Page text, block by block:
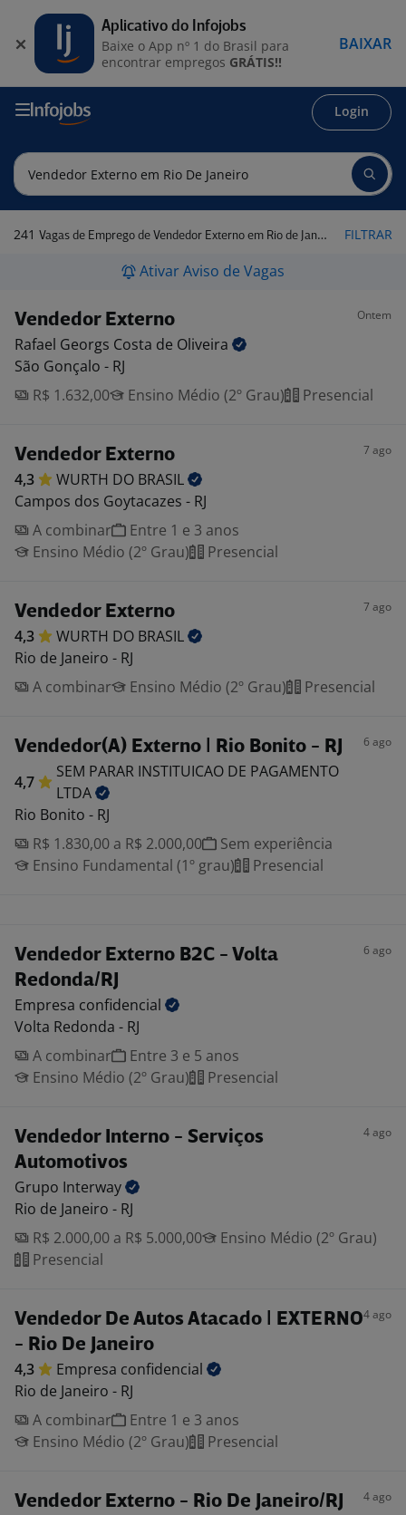
Login
241 Vagas de Emprego de Vendedor Externo em Rio de Janeiro FILTRAR
Ativar Aviso de Vagas
Vendedor Externo Ontem
Rafael Georgs Costa de Oliveira
São Gonçalo - RJ
R$ 1.632,00
Ensino Médio (2º Grau) Presencial
Vendedor Externo 7 ago
4,3 WURTH DO BRASIL
Campos dos Goytacazes - RJ
A combinar
Entre 1 e 3 anos
Ensino Médio (2º Grau)
Presencial
Vendedor Externo 7 ago
4,3 WURTH DO BRASIL
Rio de Janeiro - RJ
A combinar
Ensino Médio (2º Grau) Presencial
Vendedor(A) Externo | Rio Bonito - RJ 6 ago
4,7
SEM PARAR INSTITUICAO DE PAGAMENTO
LTDA
Rio Bonito - RJ
R$ 1.830,00 a R$ 2.000,00
Sem experiência
Ensino Fundamental (1º grau)
Presencial
Vendedor Externo B2C - Volta
Redonda/RJ
6 ago
Empresa confidencial
Volta Redonda - RJ
A combinar
Entre 3 e 5 anos
Ensino Médio (2º Grau)
Presencial
Vendedor Interno - Serviços
Automotivos
4 ago
Grupo Interway
Rio de Janeiro - RJ
R$ 2.000,00 a R$ 5.000,00
Ensino Médio (2º Grau)
Presencial
Vendedor De Autos Atacado | EXTERNO
- Rio De Janeiro
4 ago
4,3 Empresa confidencial
Rio de Janeiro - RJ
A combinar
Entre 1 e 3 anos
Ensino Médio (2º Grau)
Presencial
Vendedor Externo - Rio De Janeiro/RJ 4 ago
Aplicativo do Infojobs
Baixe o App nº 1 do Brasil para
encontrar empregos GRÁTIS!!
BAIXAR